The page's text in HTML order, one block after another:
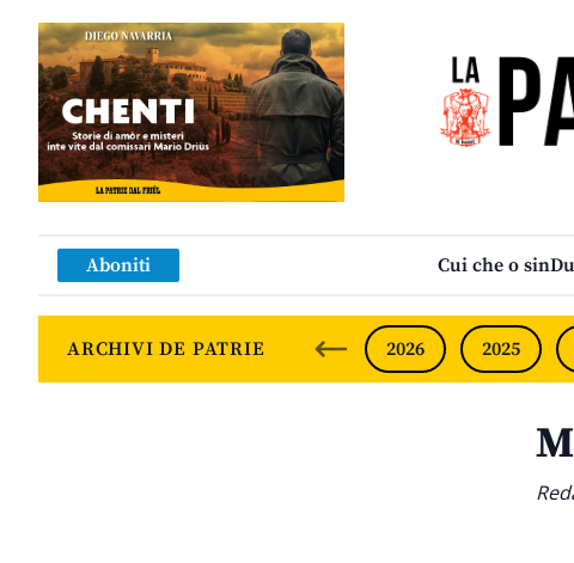
Aboniti Cui che o sin
ARCHIVI DE PATRIE 2026 2025